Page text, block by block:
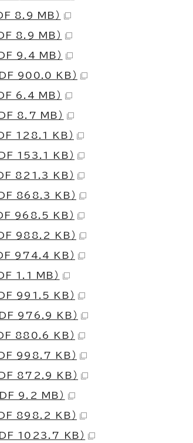
8.9 MB）
8.9 MB）
9.4 MB）
900.0 KB）
6.4 MB）
8.7 MB）
128.1 KB）
153.1 KB）
821.3 KB）
868.3 KB）
968.5 KB）
988.2 KB）
974.4 KB）
1.1 MB）
991.5 KB）
976.9 KB）
880.6 KB）
998.7 KB）
872.9 KB）
9.2 MB）
898.2 KB）
1023.7 KB）